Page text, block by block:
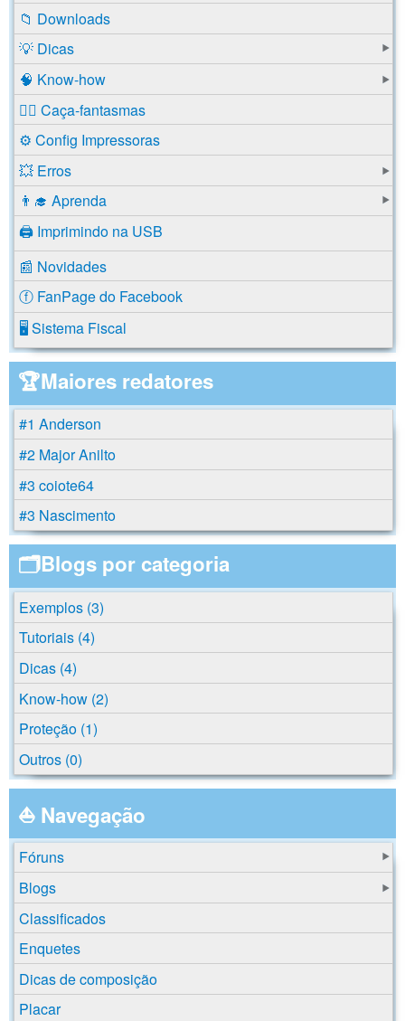
📁 Downloads
💡 Dicas
🧠 Know-how
🕵️‍♂️ Caça-fantasmas
⚙️ Config Impressoras
💥 Erros
👨‍🎓 Aprenda
🖨️ Imprimindo na USB
📰 Novidades
ⓕ FanPage do Facebook
🖥️ Sistema Fiscal
🏆Maiores redatores
#1 Anderson
#2 Major Anilto
#3 coiote64
#3 Nascimento
🗂️Blogs por categoria
Exemplos (3)
Tutoriais (4)
Dicas (4)
Know-how (2)
Proteção (1)
Outros (0)
⛵ Navegação
Fóruns
Blogs
Classificados
Enquetes
Dicas de composição
Placar